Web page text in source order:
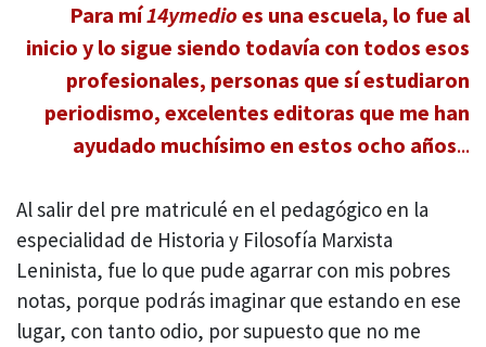
Para mí14ymedio es una escuela, lo fue al
inicio y lo sigue siendo todavía con todos esos
profesionales, personas que sí estudiaron
periodismo, excelentes editoras que me han
ayudado muchísimo en estos ocho años...
Al salir del pre matriculé en el pedagógico en la
especialidad de Historia y Filosofía Marxista
Leninista, fue lo que pude agarrar con mis pobres
notas, porque podrás imaginar que estando en ese
lugar, con tanto odio, por supuesto que no me